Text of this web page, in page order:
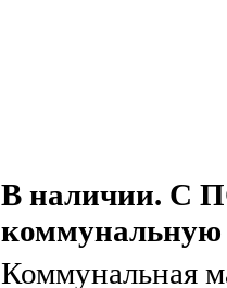
В наличии. С
Коммунальная